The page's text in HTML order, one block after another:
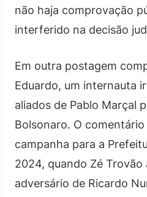
não haja comprovação
interferido na decisão
Em outra postagem
Eduardo, um internauta
aliados de Pablo Marçal
Bolsonaro. O
campanha para a
2024, quando Zé
adversário de Ricardo